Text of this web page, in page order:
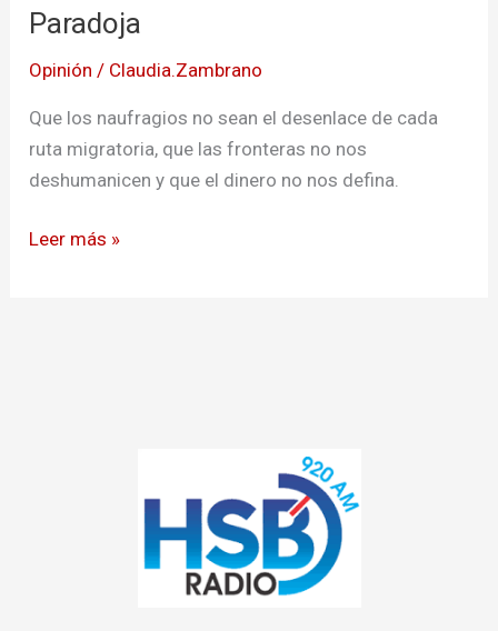
Paradoja
Opinión / Claudia.Zambrano
Que los naufragios no sean el desenlace de cada
ruta migratoria, que las fronteras no nos
deshumanicen y que el dinero no nos defina.
Leer más »